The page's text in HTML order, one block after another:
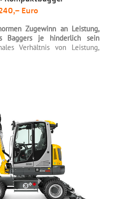
Euro
Zugewinn an Leistung,
Baggers je hinderlich sein
Verhältnis von Leistung,